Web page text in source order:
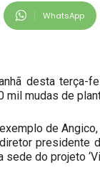
WhatsApp
desta terça-
mil mudas de
de
presidente
sede do projeto